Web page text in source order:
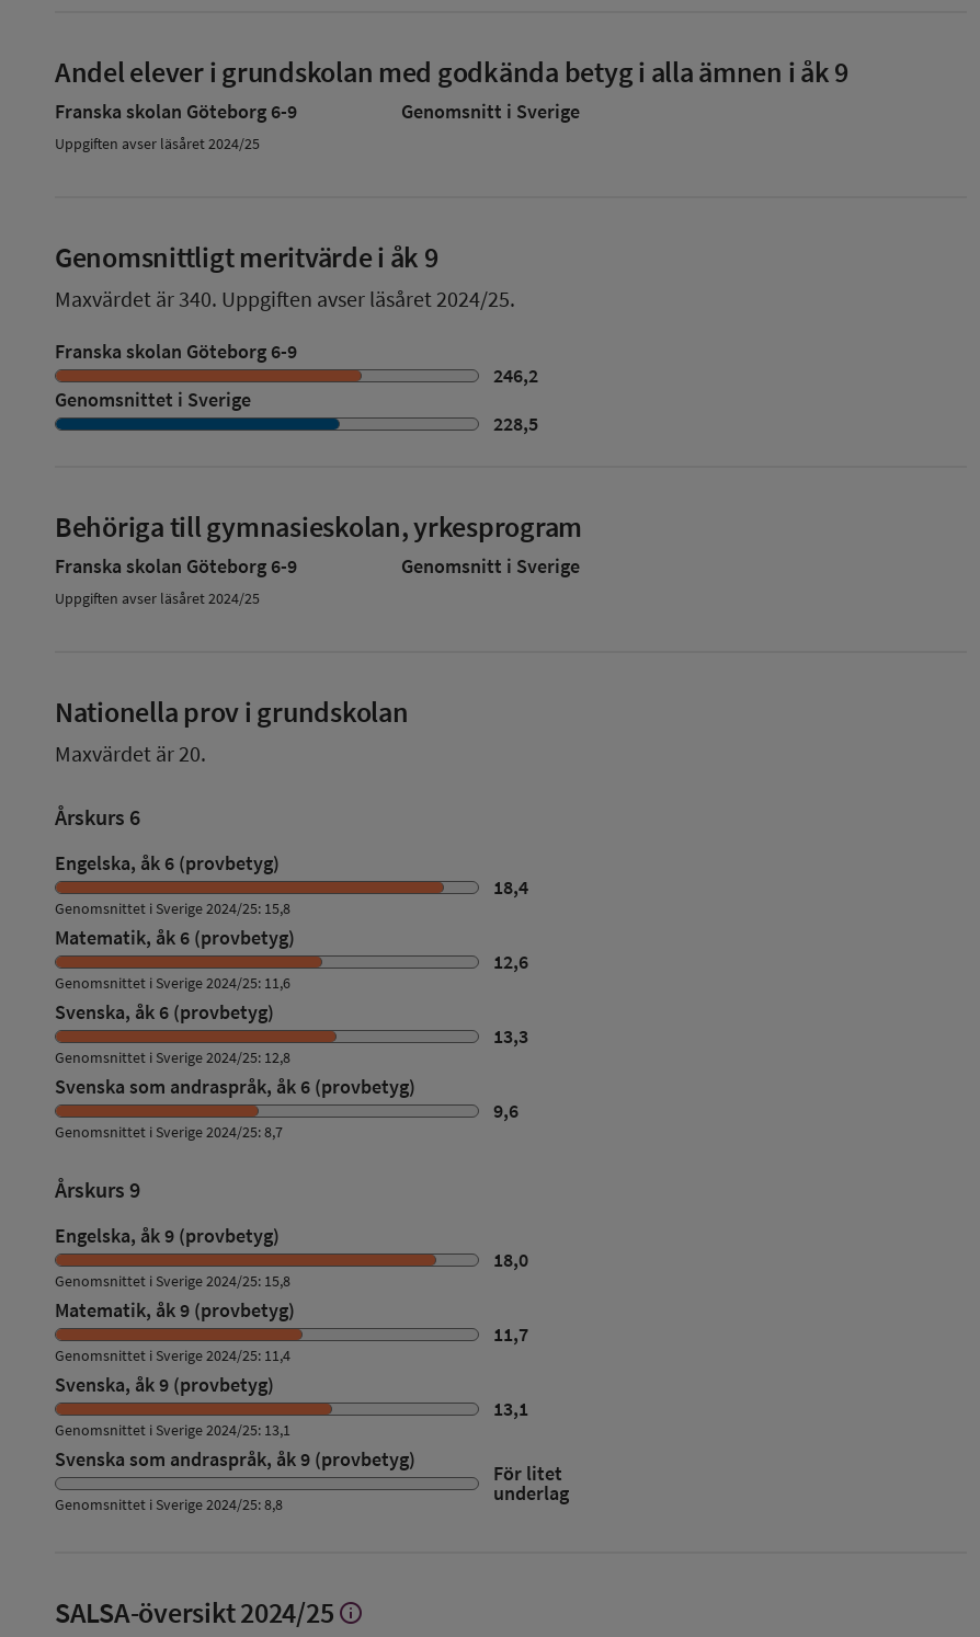
Andel elever i grundskolan med godkända betyg i alla ämnen i åk 9
Franska skolan Göteborg 6-9 Genomsnitt i Sverige
Uppgiften avser läsåret 2024/25
Genomsnittligt meritvärde i åk 9
Maxvärdet är 340. Uppgiften avser läsåret 2024/25.
Franska skolan Göteborg 6-9
246,2
Genomsnittet i Sverige
228,5
Behöriga till gymnasieskolan, yrkesprogram
Franska skolan Göteborg 6-9 Genomsnitt i Sverige
Uppgiften avser läsåret 2024/25
Nationella prov i grundskolan
Maxvärdet är 20.
Årskurs 6
Engelska, åk 6 (provbetyg)
18,4
Genomsnittet i Sverige 2024/25: 15,8
Matematik, åk 6 (provbetyg)
12,6
Genomsnittet i Sverige 2024/25: 11,6
Svenska, åk 6 (provbetyg)
13,3
Genomsnittet i Sverige 2024/25: 12,8
Svenska som andraspråk, åk 6 (provbetyg)
9,6
Genomsnittet i Sverige 2024/25: 8,7
Årskurs 9
Engelska, åk 9 (provbetyg)
18,0
Genomsnittet i Sverige 2024/25: 15,8
Matematik, åk 9 (provbetyg)
11,7
Genomsnittet i Sverige 2024/25: 11,4
Svenska, åk 9 (provbetyg)
13,1
Genomsnittet i Sverige 2024/25: 13,1
Svenska som andraspråk, åk 9 (provbetyg)
För litet
underlag
Genomsnittet i Sverige 2024/25: 8,8
SALSA-översikt2024/25 Visa
info